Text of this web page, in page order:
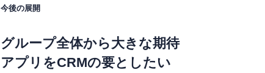
今後の展開
グループ全体から大きな期待
アプリをCRMの要としたい